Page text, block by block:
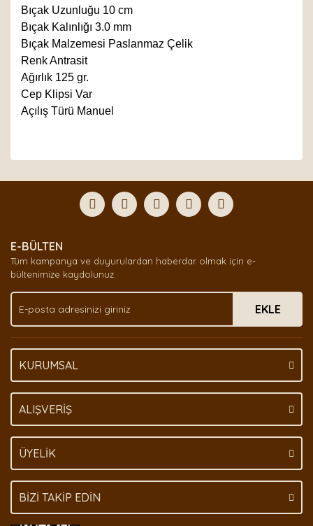
Bıçak Uzunluğu 10 cm
Bıçak Kalınlığı 3.0 mm
Bıçak Malzemesi Paslanmaz Çelik
Renk Antrasit
Ağırlık 125 gr.
Cep Klipsi Var
Açılış Türü Manuel
Yorum Yaz
formunu kullanarak tarafımıza iletebilirsiniz.
Görüş ve önerileriniz için teşekkür ederiz.
Ürün açıklamasında eksik bilgiler bulunuyor.
Ürün bilgilerinde hatalar bulunuyor.
Ürün fiyatı diğer sitelerden daha pahalı.
Bu ürüne benzer farklı alternatifler olmalı.
E-BÜLTEN
Tüm kampanya ve duyurulardan haberdar olmak için e-
bültenimize kaydolunuz.
EKLE
KURUMSAL
ALIŞVERİŞ
ÜYELİK
BİZİ TAKİP EDİN